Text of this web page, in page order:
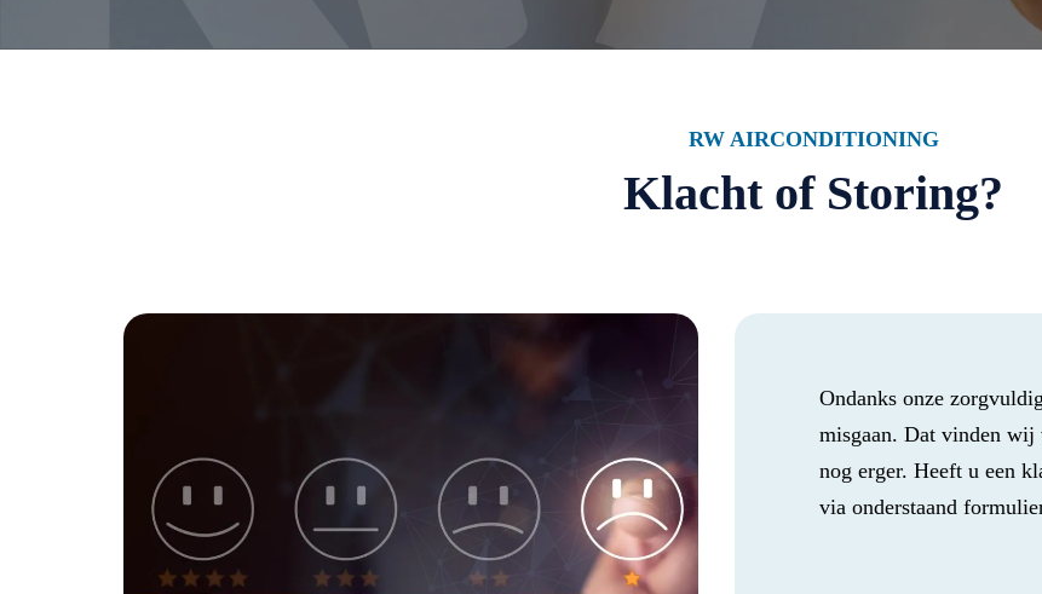
RW AIRCONDITIONING
Klacht of Storing?
Ondanks onze
misgaan. Dat vinden
nog erger. Heeft u een
via onderstaand